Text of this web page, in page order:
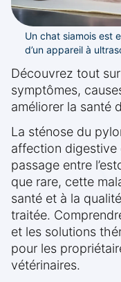
Un chat siamois est
d’un appareil à
Découvrez tout
symptômes,
améliorer la santé
La sténose du
affection digestive
passage entre
que rare, cette
santé et à la
traitée.
et les solutions
pour les
vétérinaires.